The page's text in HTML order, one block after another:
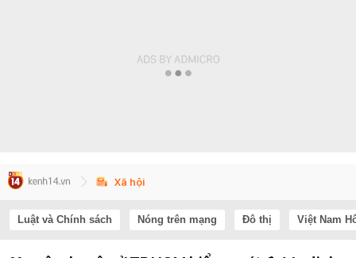
Xã hội
Luật và Chính sách Nóng trên mạng Đô thị Việt Nam